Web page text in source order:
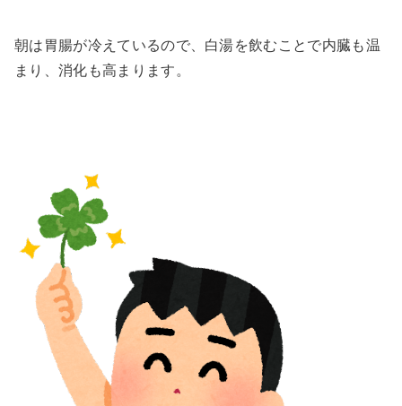
朝は胃腸が冷えているので、白湯を飲むことで内臓も温
まり、消化も高まります。